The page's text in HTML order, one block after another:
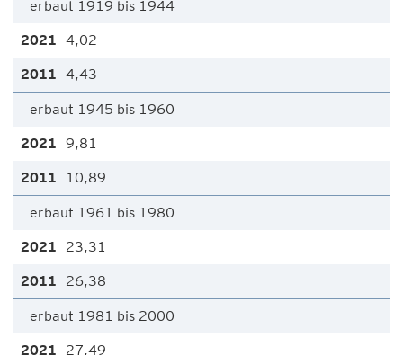
erbaut 1919 bis 1944
4,02
4,43
erbaut 1945 bis 1960
9,81
10,89
erbaut 1961 bis 1980
23,31
26,38
erbaut 1981 bis 2000
27,49